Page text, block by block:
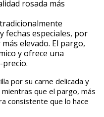
rosada más
fechas especiales, por
elevado. El pargo,
y ofrece una
precio.
por su carne delicada y
que el pargo, más
consistente que lo hace